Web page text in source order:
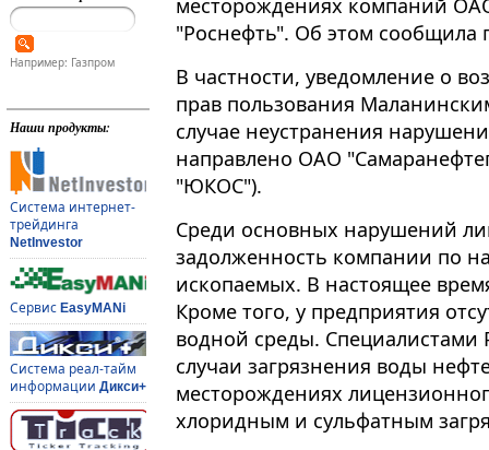
Например: Газпром
Наши продукты:
Система интернет-
трейдинга
NetInvestor
Сервис EasyMANi
Система реал-тайм
информации Дикси+
месторождениях компаний
"Роснефть". Об этом сообщила
В частности, уведомление о
прав пользования
случае неустранения
направлено ОАО
"ЮКОС").
Среди основных нарушений
задолженность компании по
ископаемых. В настоящее
Кроме того, у предприятия
водной среды.
случаи загрязнения воды
месторождениях
хлоридным и сульфатным